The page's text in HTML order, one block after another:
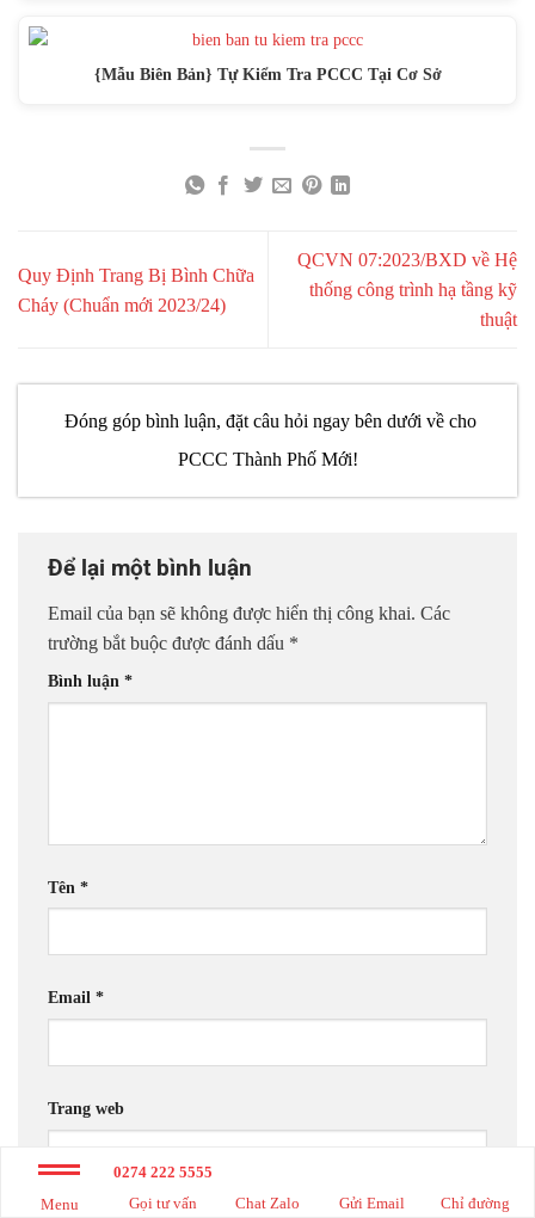
{Mẫu Biên Bản} Tự Kiểm Tra PCCC Tại Cơ Sở
Quy Định Trang Bị Bình Chữa
Cháy (Chuẩn mới 2023/24)
QCVN 07:2023/BXD về Hệ
thống công trình hạ tầng kỹ
thuật
Đóng góp bình luận, đặt câu hỏi ngay bên dưới về cho
PCCC Thành Phố Mới!
Để lại một bình luận
Email của bạn sẽ không được hiển thị công khai. Các
trường bắt buộc được đánh dấu *
Bình luận *
Tên *
Email *
Trang web
Menu
0274 222 5555
Gọi tư vấn
Chat Zalo Gửi Email Chỉ đường